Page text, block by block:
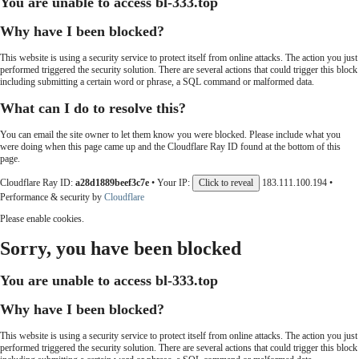
Why have I been blocked?
This website is using a security service to protect itself from online attacks. The action you just
performed triggered the security solution. There are several actions that could trigger this block
including submitting a certain word or phrase, a SQL command or malformed data.
What can I do to resolve this?
You can email the site owner to let them know you were blocked. Please include what you
were doing when this page came up and the Cloudflare Ray ID found at the bottom of this
page.
Cloudflare Ray ID: a28d1889beef3c7e • Your IP: Click to reveal 183.111.100.194 •
Performance & security by Cloudflare
Please enable cookies.
Sorry, you have been blocked
You are unable to access bl-333.top
Why have I been blocked?
This website is using a security service to protect itself from online attacks. The action you just
performed triggered the security solution. There are several actions that could trigger this block